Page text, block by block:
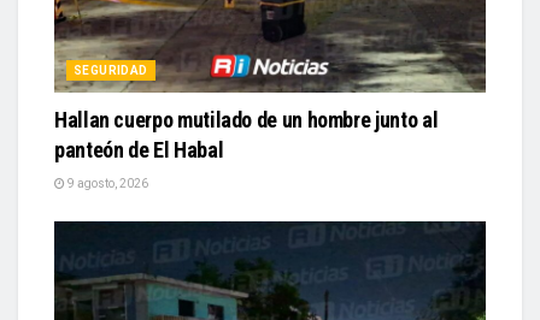
SEGURIDAD
Hallan cuerpo mutilado de un hombre junto al
panteón de El Habal
9 agosto, 2026